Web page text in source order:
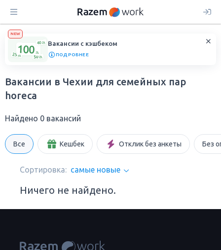
NEW
Вакансии с кэшбеком
ПОДРОБНЕЕ
Вакансии в Чехии для семейных пар
horeca
Найдено 0 вакансий
Все Кешбек Отклик без анкеты Без
Сортировка: самые новые
Ничего не найдено.